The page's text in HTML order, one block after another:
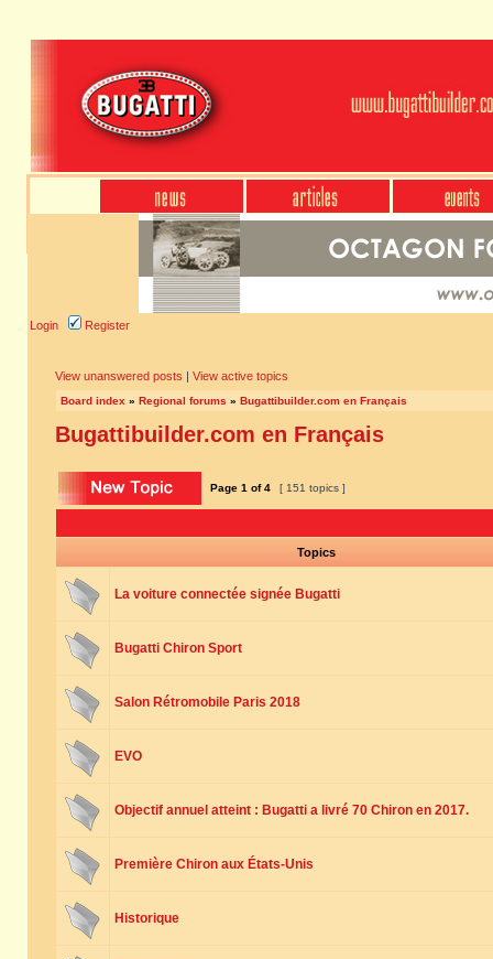
Login Register
View unanswered posts | View active topics
Board index » Regional forums » Bugattibuilder.com en Français
Bugattibuilder.com en Français
Page 1 of4 [ 151 topics ]
Topics
La voiture connectée signée Bugatti
Bugatti Chiron Sport
Salon Rétromobile Paris 2018
EVO
Objectif annuel atteint : Bugatti a livré 70 Chiron en 2017.
Première Chiron aux États-Unis
Historique